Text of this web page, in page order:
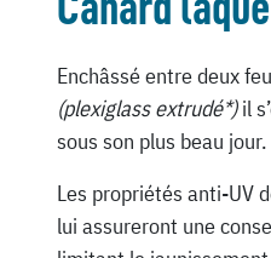
Enchâssé entre deux
(plexiglass extrudé*)il
sous son plus beau jour.
Les propriétés anti-UV
lui assureront une